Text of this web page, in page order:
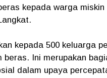
kepada warga
kepada 500 keluarga
beras. Ini merupakan
dalam upaya